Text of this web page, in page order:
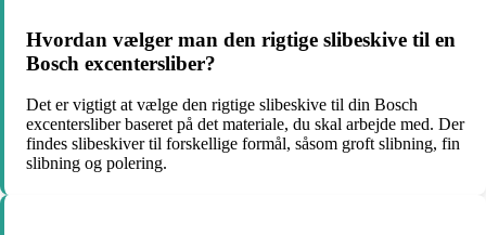
Hvordan vælger man den rigtige slibeskive til en
Bosch excentersliber?
Det er vigtigt at vælge den rigtige slibeskive til din Bosch
excentersliber baseret på det materiale, du skal arbejde med. Der
findes slibeskiver til forskellige formål, såsom groft slibning, fin
slibning og polering.